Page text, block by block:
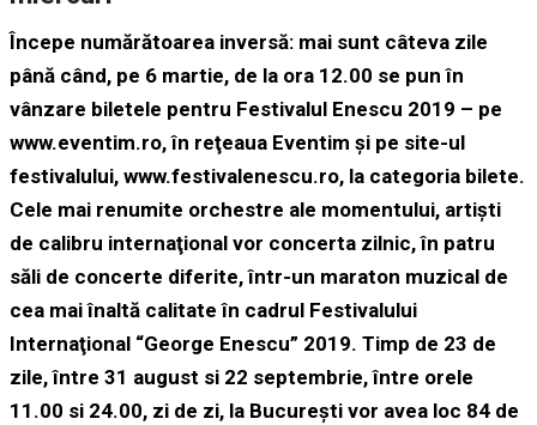
Începe numărătoarea inversă: mai sunt câteva zile
până când, pe 6 martie, de la ora 12.00 se pun în
vânzare biletele pentru Festivalul Enescu 2019 – pe
www.eventim.ro, în reţeaua Eventim şi pe site-ul
festivalului, www.festivalenescu.ro, la categoria bilete.
Cele mai renumite orchestre ale momentului, artişti
de calibru internaţional vor concerta zilnic, în patru
săli de concerte diferite, într-un maraton muzical de
cea mai înaltă calitate în cadrul Festivalului
Internaţional “George Enescu” 2019. Timp de 23 de
zile, între 31 august si 22 septembrie, între orele
11.00 si 24.00, zi de zi, la Bucureşti vor avea loc 84 de